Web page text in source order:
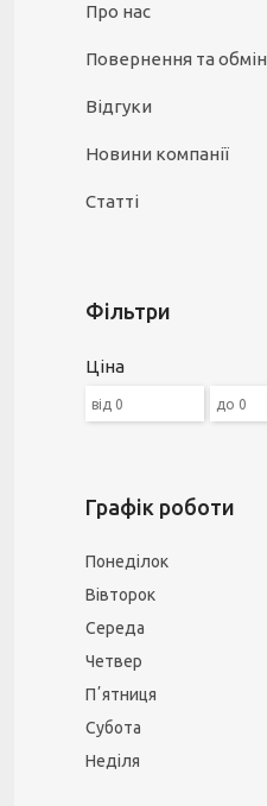
Про нас
Повернення та обмін
Відгуки
Новини компанії
Статті
Фільтри
Ціна
Графік роботи
Понеділок
Вівторок
Середа
Четвер
Пʼятниця
Субота
Неділя